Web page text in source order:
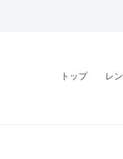
トップ レ